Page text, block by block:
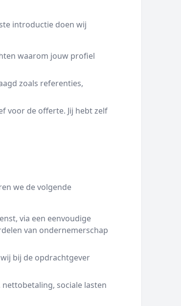
introductie doen wij
waarom jouw profiel
zoals referenties,
voor de offerte. Jij hebt zelf
we de volgende
via een eenvoudige
van ondernemerschap
bij de opdrachtgever
sociale lasten